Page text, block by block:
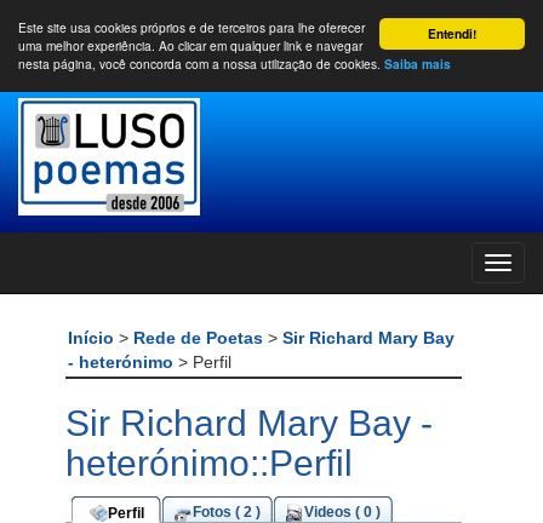
Entendi!
Este site usa cookies próprios e de terceiros para lhe oferecer
uma melhor experiência. Ao clicar em qualquer link e navegar
nesta página, você concorda com a nossa utilização de cookies. Saiba mais
Início > Rede de Poetas > Sir Richard Mary Bay
- heterónimo > Perfil
Sir Richard Mary Bay -
heterónimo::Perfil
Perfil Fotos ( 2 ) Videos ( 0 )